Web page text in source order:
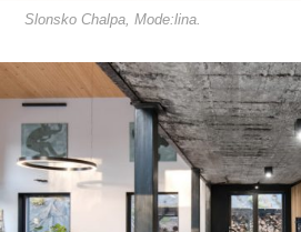
Slonsko Chalpa, Mode:lina.